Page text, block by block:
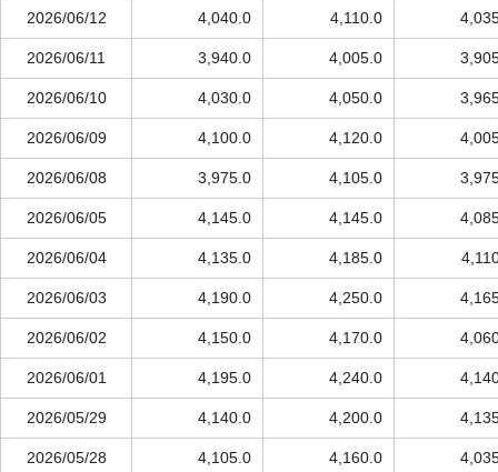
2026/06/12 4,040.0 4,110.0
2026/06/11 3,940.0 4,005.0
2026/06/10 4,030.0 4,050.0
2026/06/09 4,100.0 4,120.0
2026/06/08 3,975.0 4,105.0
2026/06/05 4,145.0 4,145.0
2026/06/04 4,135.0 4,185.0
2026/06/03 4,190.0 4,250.0
2026/06/02 4,150.0 4,170.0
2026/06/01 4,195.0 4,240.0
2026/05/29 4,140.0 4,200.0
2026/05/28 4,105.0 4,160.0